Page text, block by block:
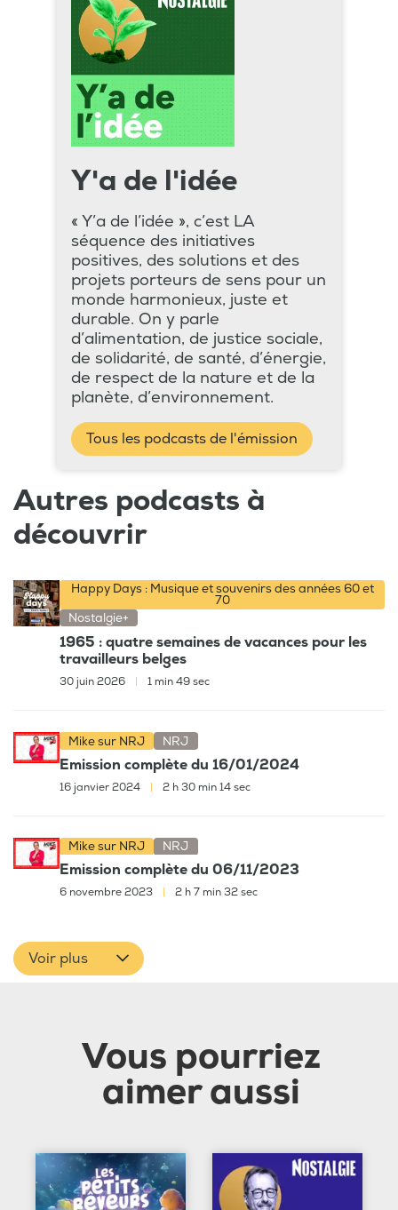
Y'a de l'idée
« Y’a de l’idée », c’est LA
séquence des initiatives
positives, des solutions et des
projets porteurs de sens pour un
monde harmonieux, juste et
durable. On y parle
d’alimentation, de justice sociale,
de solidarité, de santé, d’énergie,
de respect de la nature et de la
planète, d’environnement.
Tous les podcasts de l'émission
Autres podcasts à
découvrir
Happy Days : Musique et souvenirs des années 60 et
70
Nostalgie+
1965 : quatre semaines de vacances pour les
travailleurs belges
30 juin 2026 1 min 49 sec
Mike sur NRJ NRJ
Emission complète du 16/01/2024
16 janvier 2024 | 2 h 30 min 14 sec
Mike sur NRJ NRJ
Emission complète du 06/11/2023
6 novembre 2023 2 h 7 min 32 sec
Voir plus
Vous pourriez
aimer aussi